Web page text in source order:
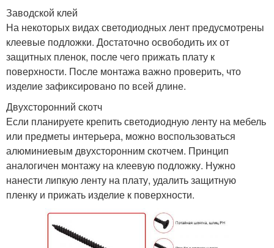
Заводской клей
На некоторых видах светодиодных лент предусмотрены
клеевые подложки. Достаточно освободить их от
защитных пленок, после чего прижать плату к
поверхности. После монтажа важно проверить, что
изделие зафиксировано по всей длине.
Двухсторонний скотч
Если планируете крепить светодиодную ленту на мебель
или предметы интерьера, можно воспользоваться
алюминиевым двухсторонним скотчем. Принцип
аналогичен монтажу на клеевую подложку. Нужно
нанести липкую ленту на плату, удалить защитную
пленку и прижать изделие к поверхности.